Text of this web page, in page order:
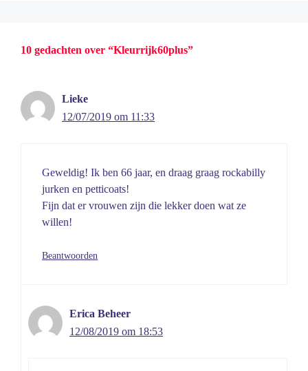
10 gedachten over “Kleurrijk60plus”
Lieke
12/07/2019 om 11:33
Geweldig! Ik ben 66 jaar, en draag graag rockabilly
jurken en petticoats!
Fijn dat er vrouwen zijn die lekker doen wat ze
willen!
Beantwoorden
Erica Beheer
12/08/2019 om 18:53